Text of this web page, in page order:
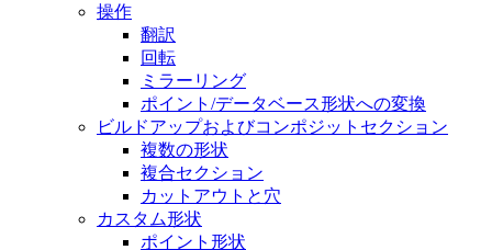
操作
翻訳
回転
ミラーリング
ポイント/データベース形状への変換
ビルドアップおよびコンポジットセクション
複数の形状
複合セクション
カットアウトと穴
カスタム形状
ポイント形状